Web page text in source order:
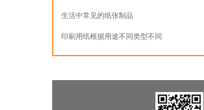
生活中常见的纸张制品
印刷用纸根据用途不同类型不同